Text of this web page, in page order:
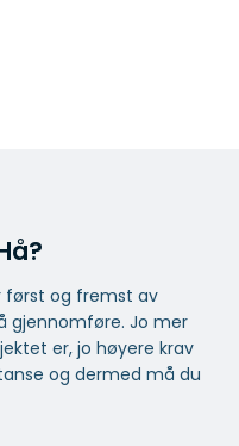
først og fremst av
gjennomføre. Jo mer
er, jo høyere krav
og dermed må du